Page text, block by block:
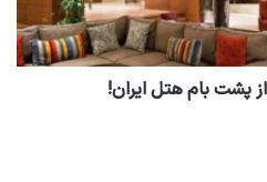
از پشت بام هتل ایران!